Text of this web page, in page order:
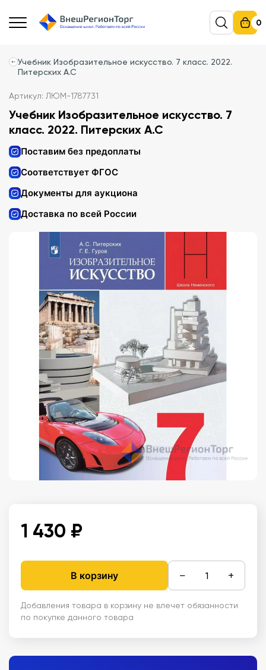
0
Учебник Изобразительное искусство. 7 класс. 2022.
Питерских А.С
Артикул: ЛЮМ-1787731
Учебник Изобразительное искусство. 7
класс. 2022. Питерских А.С
Поставим без предоплаты
Соответствует ФГОС
Документы для аукциона
Доставка по всей России
1 430 ₽
В корзину − +
Добавления товара в корзину не влечет обязанности
по покупке данного товара